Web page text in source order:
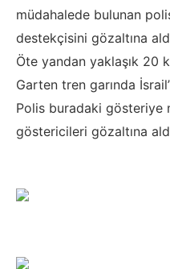
müdahalede bulunan
destekçisini gözaltına
Öte yandan yaklaşık 20
Garten tren garında
Polis buradaki gösteriye
göstericileri gözaltına